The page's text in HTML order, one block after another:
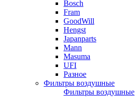
Bosch
Fram
GoodWill
Hengst
Japanparts
Mann
Masuma
UFI
Разное
Фильтры воздушные
Фильтры воздушные